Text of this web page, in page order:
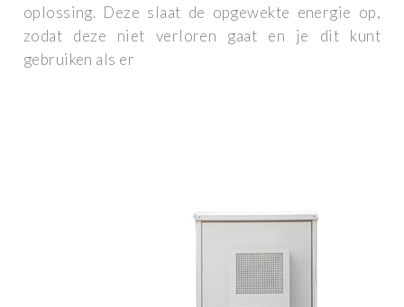
oplossing. Deze slaat de opgewekte energie op,
zodat deze niet verloren gaat en je dit kunt
gebruiken als er